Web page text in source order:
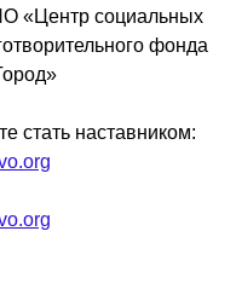
«Центр социальных
фонда
стать наставником: